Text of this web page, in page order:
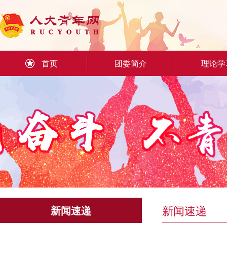
首页 团委简介 理论
新闻速递 新闻速递